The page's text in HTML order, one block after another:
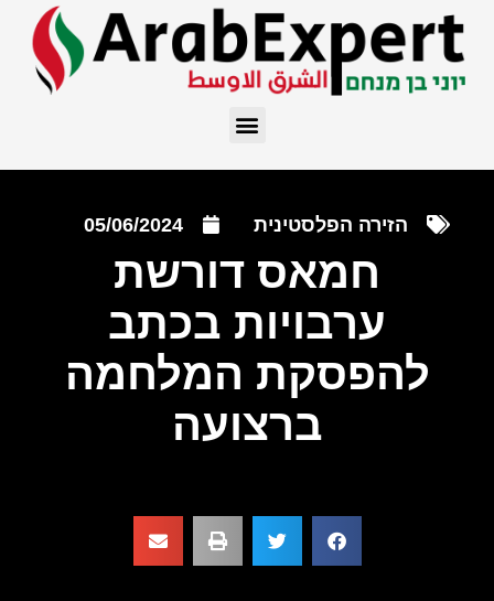
הזירה הפלסטינית 05/06/2024
חמאס דורשת
ערבויות בכתב
להפסקת המלחמה
ברצועה